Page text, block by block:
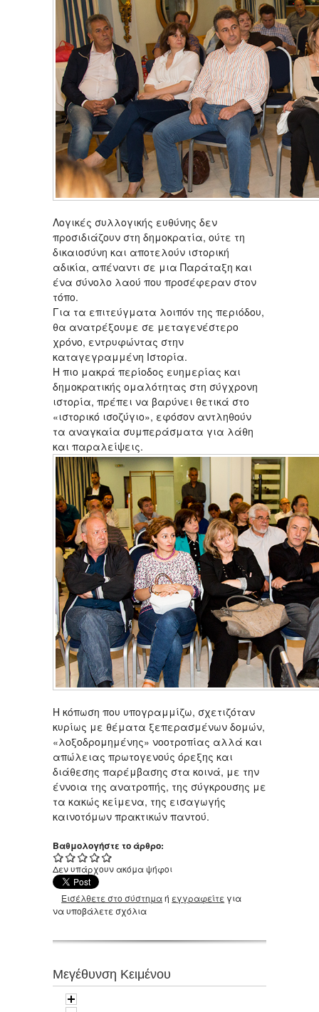
Λογικές συλλογικής ευθύνης δεν
προσιδιάζουν στη δημοκρατία, ούτε τη
δικαιοσύνη και αποτελούν ιστορική
αδικία, απέναντι σε μια Παράταξη και
ένα σύνολο λαού που προσέφεραν στον
τόπο.
Για τα επιτεύγματα λοιπόν της περιόδου,
θα ανατρέξουμε σε μεταγενέστερο
χρόνο, εντρυφώντας στην
καταγεγραμμένη Ιστορία.
Η πιο μακρά περίοδος ευημερίας και
δημοκρατικής ομαλότητας στη σύγχρονη
ιστορία, πρέπει να βαρύνει θετικά στο
«ιστορικό ισοζύγιο», εφόσον αντληθούν
τα αναγκαία συμπεράσματα για λάθη
και παραλείψεις.
Η κόπωση που υπογραμμίζω, σχετιζόταν
κυρίως με θέματα ξεπερασμένων δομών,
«λοξοδρομημένης» νοοτροπίας αλλά και
απώλειας πρωτογενούς όρεξης και
διάθεσης παρέμβασης στα κοινά, με την
έννοια της ανατροπής, της σύγκρουσης με
τα κακώς κείμενα, της εισαγωγής
καινοτόμων πρακτικών παντού.
Βαθμολογήστε το άρθρο:
Δεν υπάρχουν ακόμα ψήφοι
Εισέλθετε στο σύστημαή εγγραφείτε για
να υποβάλετε σχόλια
Μεγέθυνση Κειμένου